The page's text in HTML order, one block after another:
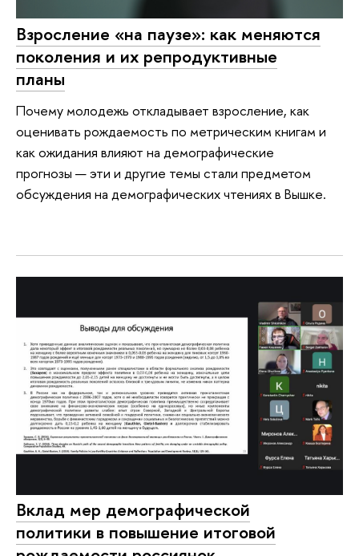
Взросление «на паузе»: как меняются
поколения и их репродуктивные
планы
Почему молодежь откладывает взросление, как
оценивать рождаемость по метрическим книгам и
как ожидания влияют на демографические
прогнозы — эти и другие темы стали предметом
обсуждения на демографических чтениях в Вышке.
Вклад мер демографической
политики в повышение итоговой